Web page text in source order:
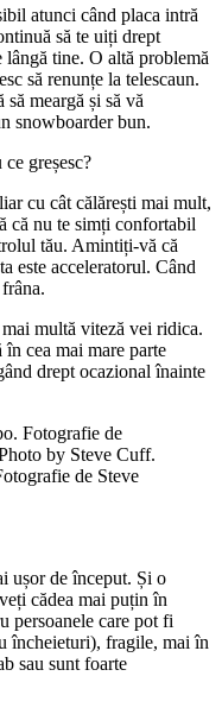
atunci când placa intră
să te uiți drept
tine. O altă problemă
să renunțe la telescaun.
meargă și să vă
snowboarder bun.
greșesc?
cu cât călărești mai mult,
că nu te simți confortabil
tău. Amintiți-vă că
este acceleratorul. Când
multă viteză vei ridica.
în cea mai mare parte
drept ocazional înainte
de Steve
ușor de început. Și o
cădea mai puțin în
persoanele care pot fi
încheieturi), fragile, mai în
sau sunt foarte